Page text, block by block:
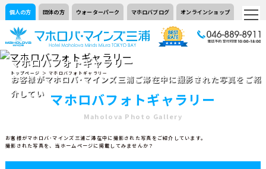
個人の方 団体の方 ウォーターパーク マホロバブログ オンラインショップ
マホロバフォトギャラリー
お客様がマホロバ･マインズ三浦ご滞在中に撮影された写真をご紹
介しています。
トップページ ＞ マホロバフォトギャラリー
マホロバフォトギャラリー
Maholova Photo Gallery
お客様がマホロバ･マインズ三浦ご滞在中に撮影された写真をご紹介しています。
撮影された写真を、当ホームページに掲載してみませんか？